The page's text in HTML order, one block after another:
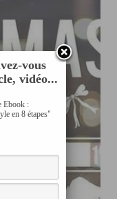
vous
vidéo...
Ebook :
en 8 étapes"